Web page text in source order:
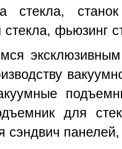
стекла,
фьюзинг
эксклюзивным
для
сэндвич